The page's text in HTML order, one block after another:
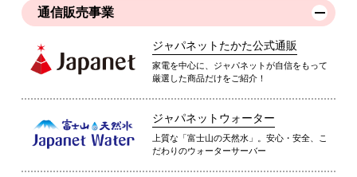
通信販売事業
ジャパネットたかた公式通販
家電を中心に、ジャパネットが自信をもって
厳選した商品だけをご紹介！
ジャパネットウォーター
上質な「富士山の天然水」。安心・安全、こ
だわりのウォーターサーバー